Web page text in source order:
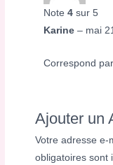
Note4 sur 5
Karine– mai
Correspond
Ajouter un
Votre adresse e-
obligatoires sont